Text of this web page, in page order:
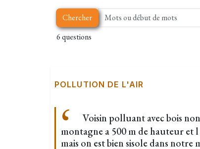
Chercher
6 questions
POLLUTION DE L'AIR
Voisin polluant avec bois
montagne a 500 m de hauteur
mais on est bien sisole dans